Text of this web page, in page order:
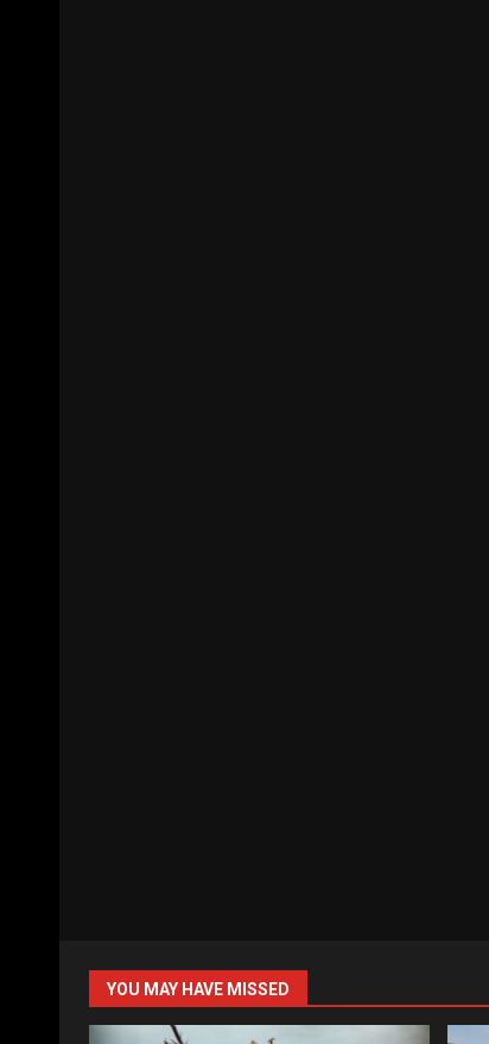
YOU MAY HAVE MISSED